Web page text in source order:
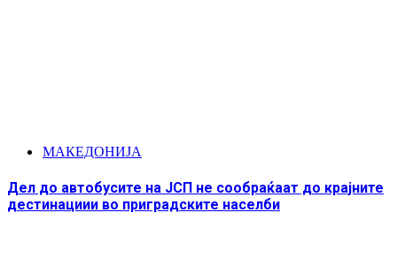
МАКЕДОНИЈА
Дел до автобусите на ЈСП не сообраќаат до крајните
дестинациии во приградските населби